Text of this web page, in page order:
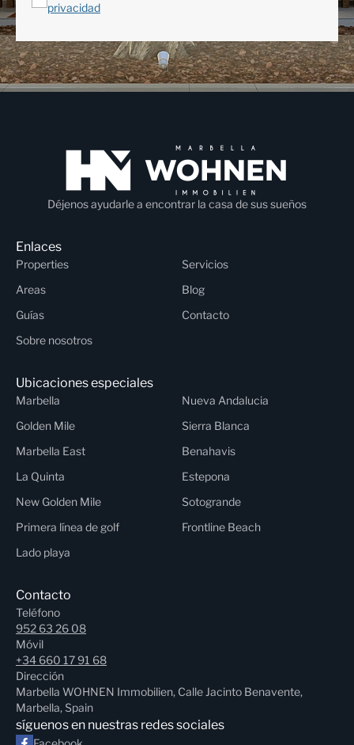
privacidad
Déjenos ayudarle a encontrar la casa de sus sueños
Enlaces
Properties
Servicios
Areas
Blog
Guías
Contacto
Sobre nosotros
Ubicaciones especiales
Marbella
Nueva Andalucia
Golden Mile
Sierra Blanca
Marbella East
Benahavis
La Quinta
Estepona
New Golden Mile
Sotogrande
Primera línea de golf
Frontline Beach
Lado playa
Contacto
Teléfono
952 63 26 08
Móvil
+34 660 17 91 68
Dirección
Marbella WOHNEN Immobilien, Calle Jacinto Benavente,
Marbella, Spain
síguenos en nuestras redes sociales